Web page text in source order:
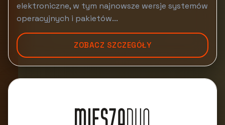
elektroniczne, w tym najnowsze wersje systemów
operacyjnych i pakietów...
ZOBACZ SZCZEGÓŁY